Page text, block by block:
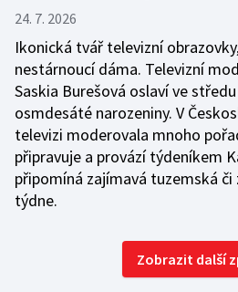
24. 7. 2026
Ikonická tvář televizní
nestárnoucí dáma. Televizní
Saskia Burešová oslaví ve
osmdesáté narozeniny. V
televizi moderovala mnoho
připravuje a provází týdeníkem
připomíná zajímavá tuzemská či
týdne.
Zobrazit další